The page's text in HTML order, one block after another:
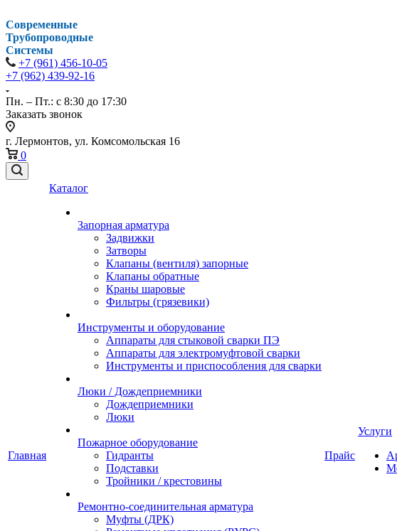
Современные
Трубопроводные
Системы
+7 (961) 456-10-05
+7 (962) 439-92-16
Пн. – Пт.: с 8:30 до 17:30
Заказать звонок
г. Лермонтов, ул. Комсомольская 16
0
Главная
Каталог
Запорная арматура
Задвижки
Затворы
Клапаны (вентиля) запорные
Клапаны обратные
Краны шаровые
Фильтры (грязевики)
Инструменты и оборудование
Аппараты для стыковой сварки ПЭ
Аппараты для электромуфтовой сварки
Инструменты и приспособления для сварки
Люки / Дождеприемники
Дождеприемники
Люки
Пожарное оборудование
Гидранты
Подставки
Тройники / крестовины
Ремонтно-соединительная арматура
Муфты (ДРК)
Прайс
Услуги